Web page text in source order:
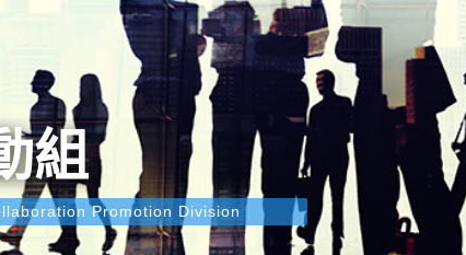
組
Promotion Division